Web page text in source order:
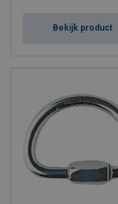
Bekijk product